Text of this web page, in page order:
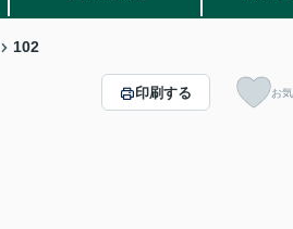
102
印刷する お